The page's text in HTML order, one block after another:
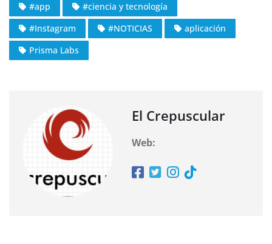
#app
#ciencia y tecnología
#Instagram
#NOTICIAS
aplicación
Prisma Labs
El Crepuscular
Web: